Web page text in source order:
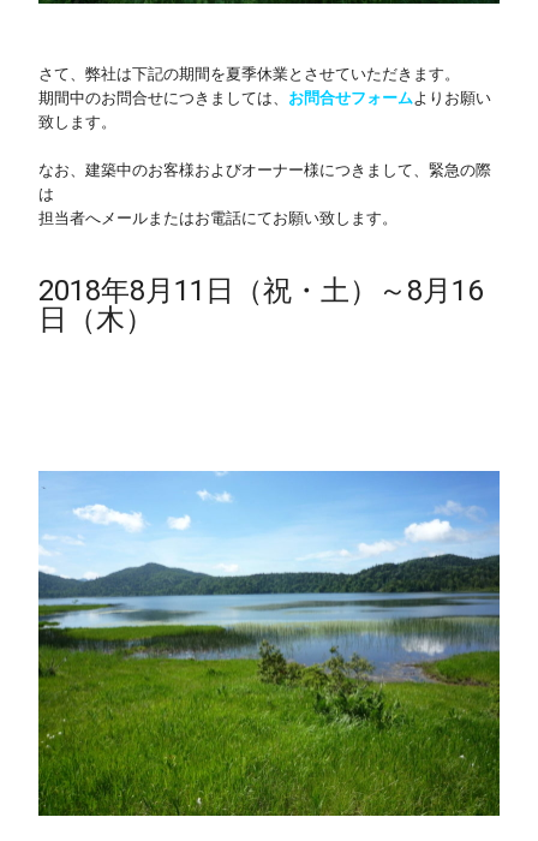
さて、弊社は下記の期間を夏季休業とさせていただきます。
期間中のお問合せにつきましては、 お問合せフォームよりお願い
致します。
なお、建築中のお客様およびオーナー様につきまして、緊急の際
は
担当者へメールまたはお電話にてお願い致します。
2018年8月11日（祝・土）～8月16
日（木）